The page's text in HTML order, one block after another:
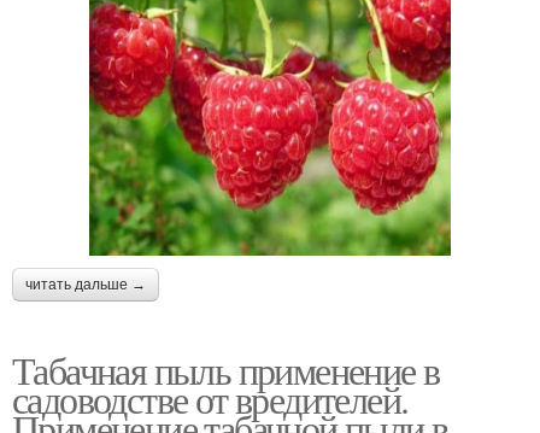
читать дальше →
Табачная пыль применение в
садоводстве от вредителей.